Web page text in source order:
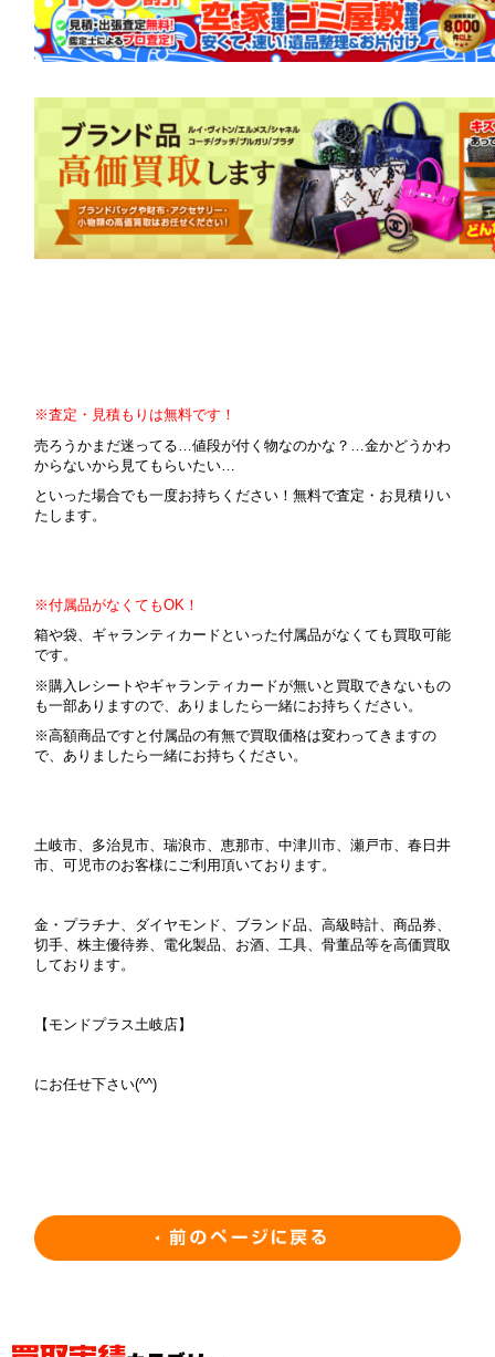
※査定・見積もりは無料です！
売ろうかまだ迷ってる…値段が付く物なのかな？…金かどうかわ
からないから見てもらいたい…
といった場合でも一度お持ちください！無料で査定・お見積りい
たします。
※付属品がなくてもOK！
箱や袋、ギャランティカードといった付属品がなくても買取可能
です。
※購入レシートやギャランティカードが無いと買取できないもの
も一部ありますので、ありましたら一緒にお持ちください。
※高額商品ですと付属品の有無で買取価格は変わってきますの
で、ありましたら一緒にお持ちください。
土岐市、多治見市、瑞浪市、恵那市、中津川市、瀬戸市、春日井
市、可児市のお客様にご利用頂いております。
金・プラチナ、ダイヤモンド、ブランド品、高級時計、商品券、
切手、株主優待券、電化製品、お酒、工具、骨董品等を高価買取
しております。
【モンドプラス土岐店】
にお任せ下さい(^^)